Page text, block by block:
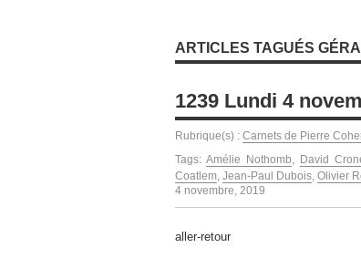
ARTICLES TAGUÉS
1239 Lundi 4
Rubrique(s) : Carnets de Pierre
Tags:Amélie Nothomb, David
Coatlem, Jean-Paul Dubois, Olivier
4 novembre, 2019
aller-retour